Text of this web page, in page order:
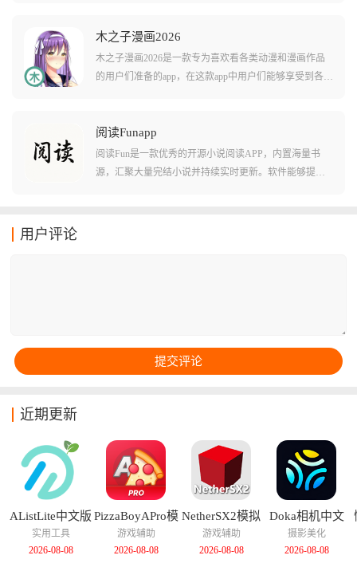
功能，包括调节字体的大小颜色等等！在这款软件中还
有多种便捷的自动化能力，包括自动跳过片头片尾，自
动播放下一集等等，让您看剧不用伸手！
木之子漫画2026
木之子漫画2026是一款专为喜欢看各类动漫和漫画作品
的用户们准备的app，在这款app中用户们能够享受到各种
品都经过了汉化和中文字幕处理，让用户们看起来没有
任何难度。软件还会定期放出一些优质的动漫作品合
集，让用户们不至于无番可看！
阅读Funapp
阅读Fun是一款优秀的开源小说阅读APP，内置海量书
源，汇聚大量完结小说并持续实时更新。软件能够提供
用户评论
近期更新
AListLite中文版
实用工具
2026-08-08
PizzaBoyAPro模
拟器中文版
游戏辅助
2026-08-08
NetherSX2模拟
器汉化版
游戏辅助
2026-08-08
Doka相机中文
版
摄影美化
2026-08-08